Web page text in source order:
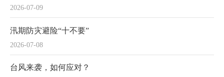
2026-07-09
2026-07-08
汛期防灾避险“十不要”
台风来袭，如何应对？